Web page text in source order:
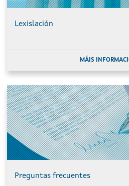
Lexislación
MÁIS
Preguntas frecuentes